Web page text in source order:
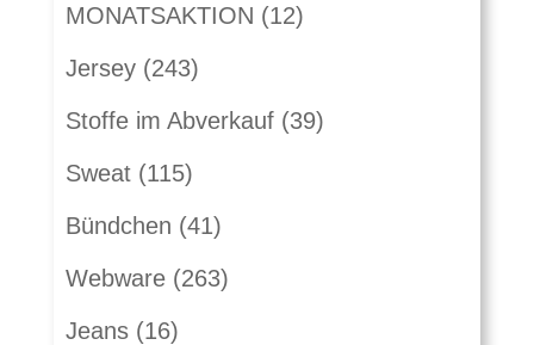
MONATSAKTION (12)
Jersey (243)
Stoffe im Abverkauf (39)
Sweat (115)
Bündchen (41)
Webware (263)
Jeans (16)